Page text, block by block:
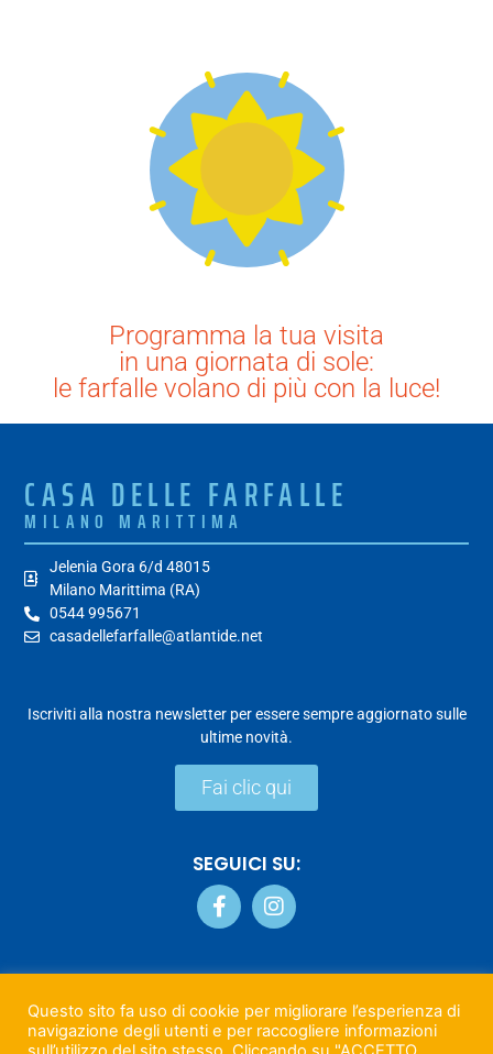
Programma la tua visita
in una giornata di sole:
le farfalle volano di più con la luce!
CASA DELLE FARFALLE
MILANO MARITTIMA
Jelenia Gora 6/d 48015
Milano Marittima (RA)
0544 995671
casadellefarfalle@atlantide.net
Iscriviti alla nostra newsletter per essere sempre aggiornato sulle
ultime novità.
Fai clic qui
SEGUICI SU:
Questo sito fa uso di cookie per migliorare l’esperienza di
navigazione degli utenti e per raccogliere informazioni